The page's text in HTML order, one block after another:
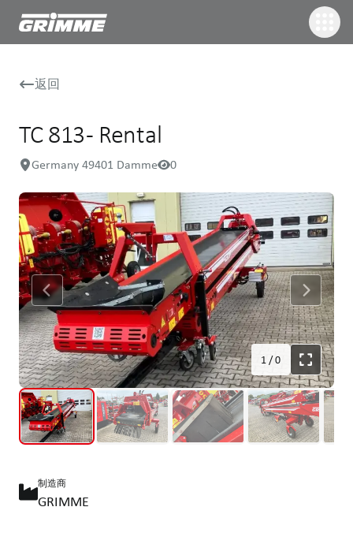
返回
TC 813 - Rental
Germany 49401 Damme 0
1/0
制造商
GRIMME